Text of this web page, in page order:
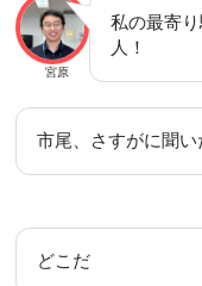
宮原
私の最寄
人！
市尾、さすがに聞い
どこだ